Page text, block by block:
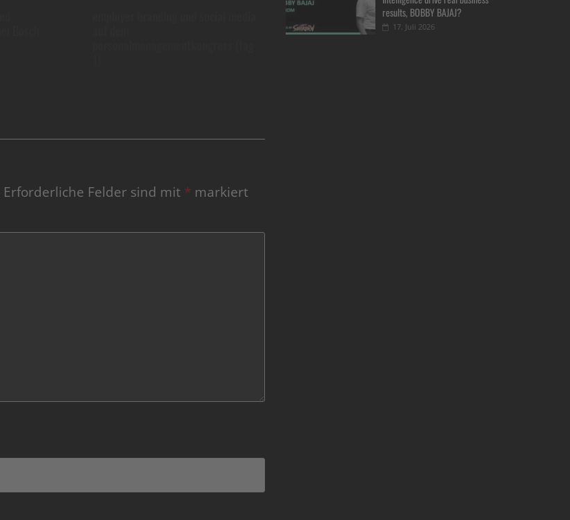
Erforderliche Felder sind mit * markiert
results, BOBBY BAJAJ?
17. Juli 2026